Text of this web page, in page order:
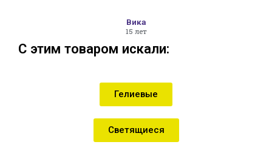
Вика
15 лет
С этим товаром искали:
Гелиевые
Светящиеся